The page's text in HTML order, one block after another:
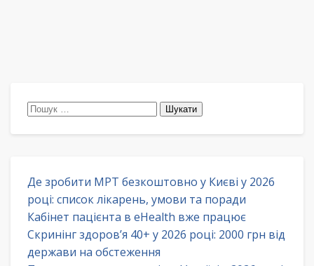
Пошук:
Де зробити МРТ безкоштовно у Києві у 2026
році: список лікарень, умови та поради
Кабінет пацієнта в eHealth вже працює
Скринінг здоров’я 40+ у 2026 році: 2000 грн від
держави на обстеження